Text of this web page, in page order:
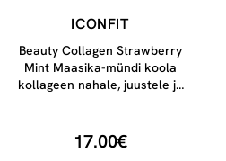
ICONFIT
Beauty Collagen Strawberry
Mint Maasika-mündi koola
kollageen nahale, juustele ja
17.00€